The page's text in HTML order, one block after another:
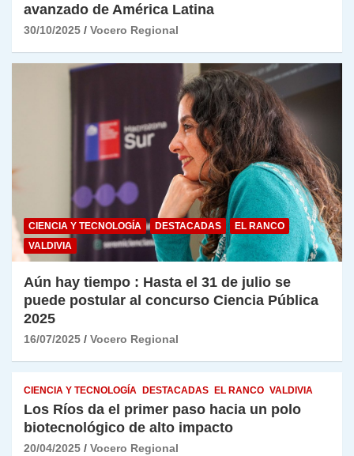
avanzado de América Latina
30/10/2025 Vocero Regional
CIENCIA Y TECNOLOGÍA DESTACADAS
EL RANCO
VALDIVIA
Aún hay tiempo : Hasta el 31 de julio se
puede postular al concurso Ciencia Pública
2025
16/07/2025 Vocero Regional
CIENCIA Y TECNOLOGÍA DESTACADAS EL RANCO VALDIVIA
Los Ríos da el primer paso hacia un polo
biotecnológico de alto impacto
20/04/2025 Vocero Regional